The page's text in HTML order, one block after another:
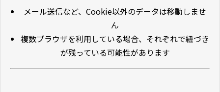
メール送信など、Cookie以外のデータは移動しませ
ん
複数ブラウザを利用している場合、それぞれで紐づき
が残っている可能性があります